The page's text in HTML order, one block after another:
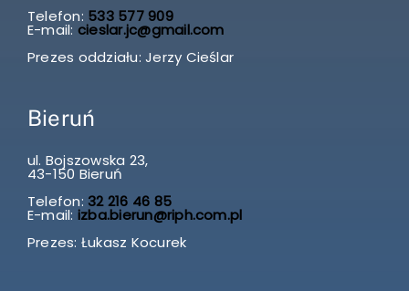
Telefon: 533 577 909
E-mail: cieslar.jc@gmail.com
Prezes oddziału: Jerzy Cieślar
Bieruń
ul. Bojszowska 23,
43-150 Bieruń
Telefon: 32 216 46 85
E-mail: izba.bierun@riph.com.pl
Prezes: Łukasz Kocurek